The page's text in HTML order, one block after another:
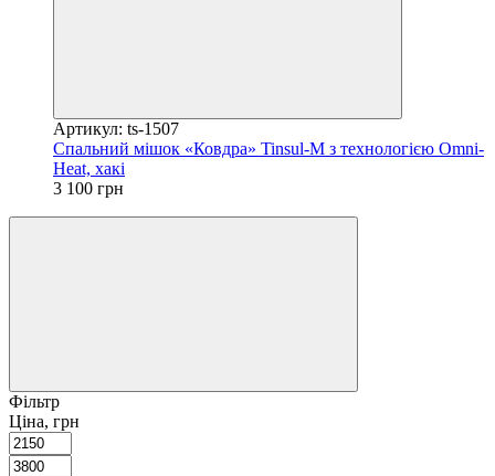
Артикул: ts-1507
Спальний мішок «Ковдра» Tinsul-M з технологією Omni-
Heat, хакі
3 100 грн
Фільтр
Ціна, грн